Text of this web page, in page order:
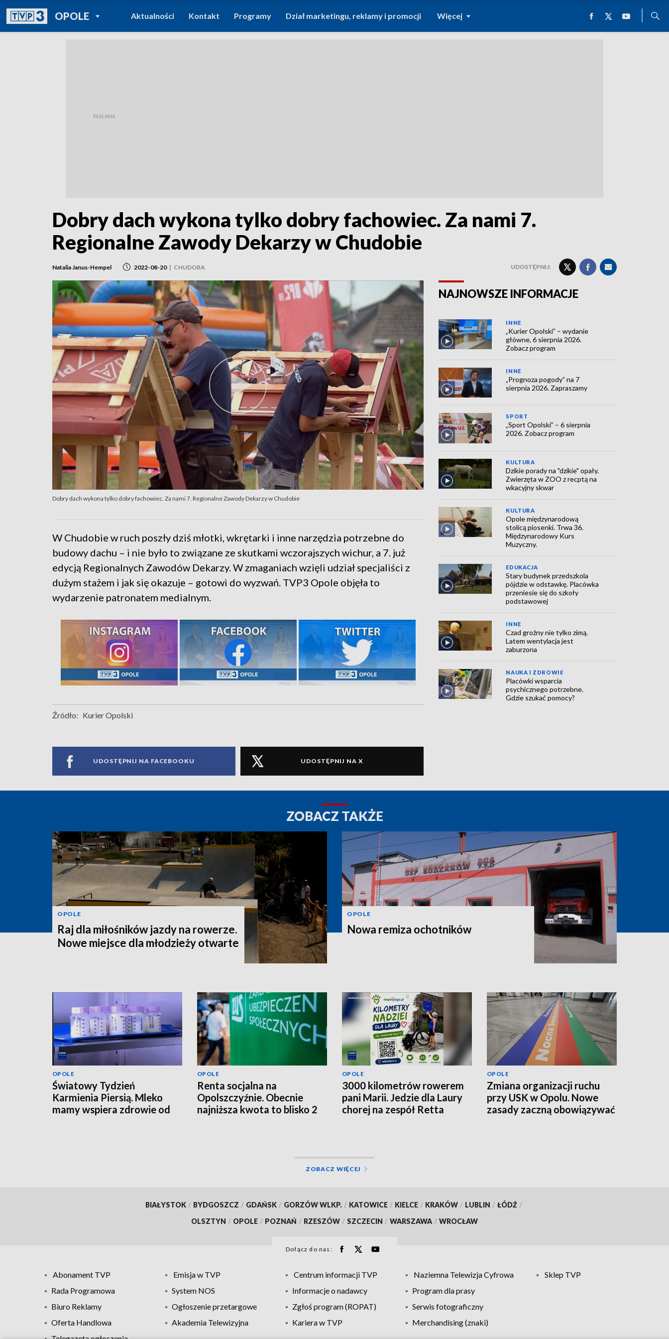
OPOLEPOWRÓT DO
TVP REGIONY
Aktualności Kontakt Programy Dział marketingu, reklamy i promocji Więcej
Dobry dach wykona tylko dobry fachowiec. Za nami 7.
Regionalne Zawody Dekarzy w Chudobie
Natalia Janus-Hempel 2022-08-20 | CHUDOBA UDOSTĘPNIJ:
Dobry dach wykona tylko dobry fachowiec. Za nami 7. Regionalne Zawody Dekarzy w Chudobie
W Chudobie w ruch poszły dziś młotki, wkrętarki i inne narzędzia potrzebne do
budowy dachu – i nie było to związane ze skutkami wczorajszych wichur, a 7. już
edycją Regionalnych Zawodów Dekarzy. W zmaganiach wzięli udział specjaliści z
dużym stażem i jak się okazuje – gotowi do wyzwań. TVP3 Opole objęła to
wydarzenie patronatem medialnym.
Źródło: Kurier Opolski
UDOSTĘPNIJ NA FACEBOOKU UDOSTĘPNIJ NA X
NAJNOWSZE INFORMACJE
INNE
„Kurier Opolski” – wydanie
główne, 6 sierpnia 2026.
Zobacz program
INNE
„Prognoza pogody” na 7
sierpnia 2026. Zapraszamy
SPORT
„Sport Opolski” – 6 sierpnia
2026. Zobacz program
KULTURA
Dzikie porady na "dzikie" opały.
Zwierzęta w ZOO z recptą na
wkacyjny skwar
KULTURA
Opole międzynarodową
stolicą piosenki. Trwa 36.
Międzynarodowy Kurs
Muzyczny.
EDUKACJA
Stary budynek przedszkola
pójdzie w odstawkę. Placówka
przeniesie się do szkoły
podstawowej
INNE
Czad groźny nie tylko zimą.
Latem wentylacja jest
zaburzona
NAUKA I ZDROWIE
Placówki wsparcia
psychicznego potrzebne.
Gdzie szukać pomocy?
ZOBACZ TAKŻE
OPOLE
Raj dla miłośników jazdy na rowerze.
Nowe miejsce dla młodzieży otwarte
OPOLE
Nowa remiza ochotników
OPOLE
Światowy Tydzień
Karmienia Piersią. Mleko
mamy wspiera zdrowie od
OPOLE
Renta socjalna na
Opolszczyźnie. Obecnie
najniższa kwota to blisko 2
OPOLE
3000 kilometrów rowerem
pani Marii. Jedzie dla Laury
chorej na zespół Retta
OPOLE
Zmiana organizacji ruchu
przy USK w Opolu. Nowe
zasady zaczną obowiązywać
ZOBACZ WIĘCEJ
BIAŁYSTOK / BYDGOSZCZ / GDAŃSK / GORZÓW WLKP. / KATOWICE / KIELCE / KRAKÓW / LUBLIN / ŁÓDŹ /
OLSZTYN / OPOLE / POZNAŃ / RZESZÓW / SZCZECIN / WARSZAWA / WROCŁAW
Dołącz do nas:
Abonament TVP Emisja w TVP Centrum informacji TVP Naziemna Telewizja Cyfrowa
Sklep TVP
Rada Programowa
System NOS Informacje o nadawcy
Program dla prasy
Biuro Reklamy
Ogłoszenie przetargowe Zgłoś program (ROPAT)
Serwis fotograficzny
Oferta Handlowa
Akademia Telewizyjna Kariera w TVP
Merchandising (znaki)